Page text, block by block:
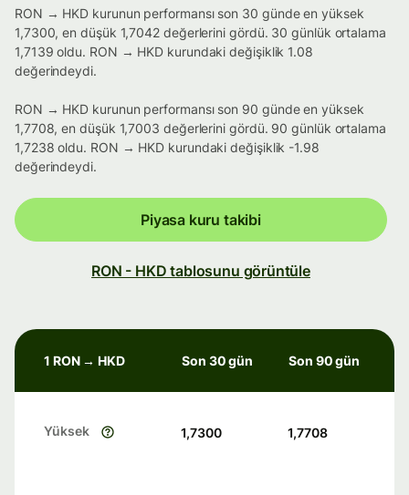
RON → HKD kurunun performansı son 30 günde en yüksek
1,7300, en düşük 1,7042 değerlerini gördü. 30 günlük ortalama
1,7139 oldu. RON → HKD kurundaki değişiklik 1.08
değerindeydi.
RON → HKD kurunun performansı son 90 günde en yüksek
1,7708, en düşük 1,7003 değerlerini gördü. 90 günlük ortalama
1,7238 oldu. RON → HKD kurundaki değişiklik -1.98
değerindeydi.
Piyasa kuru takibi
RON - HKD tablosunu görüntüle
1 RON → HKD Son 30 gün Son 90 gün
Yüksek 1,7300 1,7708